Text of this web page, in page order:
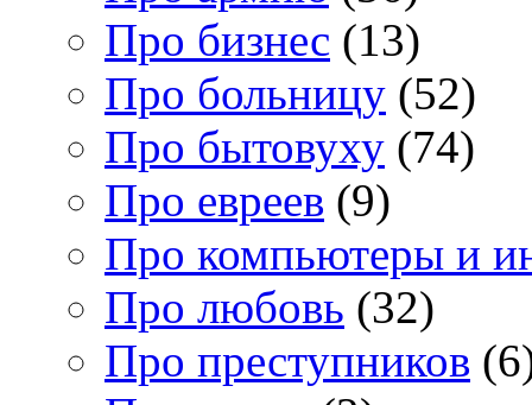
Про бизнес (13)
Про больницу (52)
Про бытовуху (74)
Про евреев (9)
Про компьютеры и
Про любовь (32)
Про преступников